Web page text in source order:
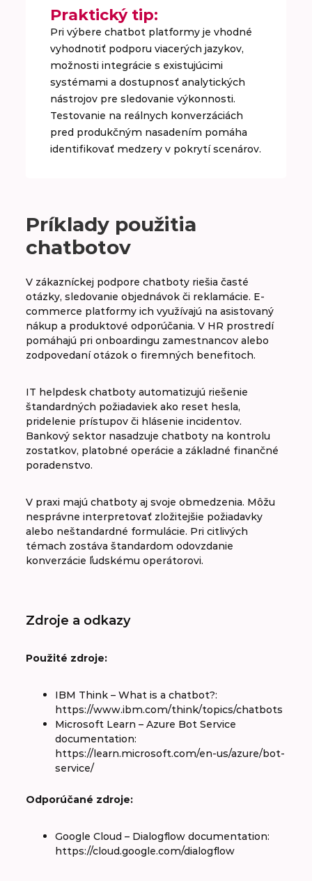
Praktický tip:
Pri výbere chatbot platformy je vhodné
vyhodnotiť podporu viacerých jazykov,
možnosti integrácie s existujúcimi
systémami a dostupnosť analytických
nástrojov pre sledovanie výkonnosti.
Testovanie na reálnych konverzáciách
pred produkčným nasadením pomáha
identifikovať medzery v pokrytí scenárov.
Príklady použitia
chatbotov
V zákazníckej podpore chatboty riešia časté
otázky, sledovanie objednávok či reklamácie. E-
commerce platformy ich využívajú na asistovaný
nákup a produktové odporúčania. V HR prostredí
pomáhajú pri onboardingu zamestnancov alebo
zodpovedaní otázok o firemných benefitoch.
IT helpdesk chatboty automatizujú riešenie
štandardných požiadaviek ako reset hesla,
pridelenie prístupov či hlásenie incidentov.
Bankový sektor nasadzuje chatboty na kontrolu
zostatkov, platobné operácie a základné finančné
poradenstvo.
V praxi majú chatboty aj svoje obmedzenia. Môžu
nesprávne interpretovať zložitejšie požiadavky
alebo neštandardné formulácie. Pri citlivých
témach zostáva štandardom odovzdanie
konverzácie ľudskému operátorovi.
Zdroje a odkazy
Použité zdroje:
IBM Think – What is a chatbot?:
https://www.ibm.com/think/topics/chatbots
Microsoft Learn – Azure Bot Service
documentation:
https://learn.microsoft.com/en-us/azure/bot-
service/
Odporúčané zdroje:
Google Cloud – Dialogflow documentation:
https://cloud.google.com/dialogflow